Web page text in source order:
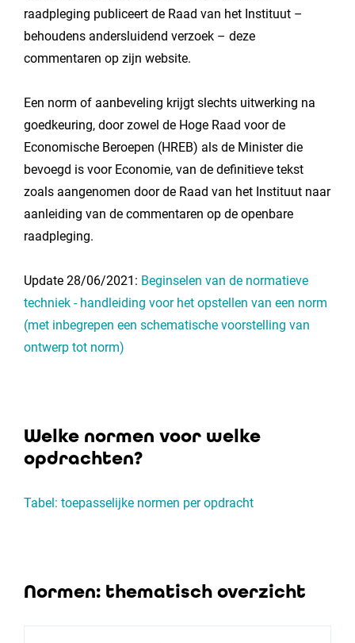
raadpleging publiceert de Raad van het Instituut –
behoudens andersluidend verzoek – deze
commentaren op zijn website.
Een norm of aanbeveling krijgt slechts uitwerking na
goedkeuring, door zowel de Hoge Raad voor de
Economische Beroepen (HREB) als de Minister die
bevoegd is voor Economie, van de definitieve tekst
zoals aangenomen door de Raad van het Instituut naar
aanleiding van de commentaren op de openbare
raadpleging.
Update 28/06/2021: Beginselen van de normatieve
techniek - handleiding voor het opstellen van een norm
(met inbegrepen een schematische voorstelling van
ontwerp tot norm)
Welke normen voor welke
opdrachten?
Tabel: toepasselijke normen per opdracht
Normen: thematisch overzicht